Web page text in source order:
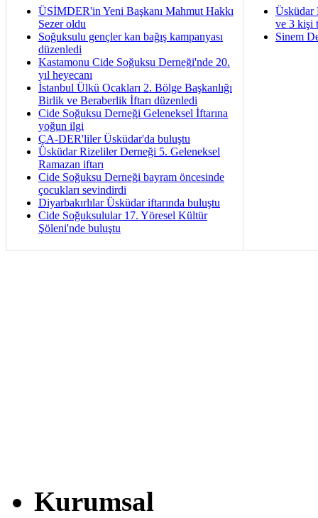
ÜSİMDER'in Yeni Başkanı Mahmut Hakkı
Sezer oldu
Soğuksulu gençler kan bağış kampanyası
düzenledi
Kastamonu Cide Soğuksu Derneği'nde 20.
yıl heyecanı
İstanbul Ülkü Ocakları 2. Bölge Başkanlığı
Birlik ve Beraberlik İftarı düzenledi
Cide Soğuksu Derneği Geleneksel İftarına
yoğun ilgi
ÇA-DER'liler Üsküdar'da buluştu
Üsküdar Rizeliler Derneği 5. Geleneksel
Ramazan iftarı
Cide Soğuksu Derneği bayram öncesinde
çocukları sevindirdi
Diyarbakırlılar Üsküdar iftarında buluştu
Cide Soğuksulular 17. Yöresel Kültür
Şöleni'nde buluştu
Üsküdar
ve 3 kişi
Sinem
Kurumsal